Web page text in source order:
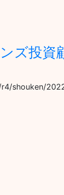
ズ投資
shouken/